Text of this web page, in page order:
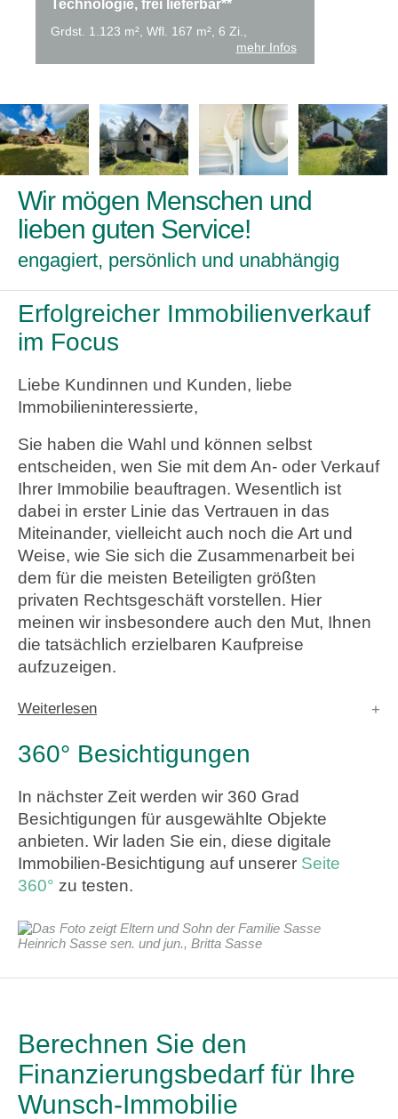
Technologie, frei lieferbar**
Grdst. 1.123 m², Wfl. 167 m², 6 Zi.,
mehr Infos
Wir mögen Menschen und
lieben guten Service!
engagiert, persönlich und unabhängig
Erfolgreicher Immobilienverkauf
im Focus
Liebe Kundinnen und Kunden, liebe
Immobilieninteressierte,
Sie haben die Wahl und können selbst
entscheiden, wen Sie mit dem An- oder Verkauf
Ihrer Immobilie beauftragen. Wesentlich ist
dabei in erster Linie das Vertrauen in das
Miteinander, vielleicht auch noch die Art und
Weise, wie Sie sich die Zusammenarbeit bei
dem für die meisten Beteiligten größten
privaten Rechtsgeschäft vorstellen. Hier
meinen wir insbesondere auch den Mut, Ihnen
die tatsächlich erzielbaren Kaufpreise
aufzuzeigen.
Weiterlesen
360° Besichtigungen
In nächster Zeit werden wir 360 Grad
Besichtigungen für ausgewählte Objekte
anbieten. Wir laden Sie ein, diese digitale
Immobilien-Besichtigung auf unserer Seite
360° zu testen.
Heinrich Sasse sen. und jun., Britta Sasse
Berechnen Sie den
Finanzierungsbedarf für Ihre
Wunsch-Immobilie